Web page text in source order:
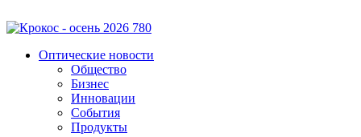
Оптические новости
Общество
Бизнес
Инновации
События
Продукты